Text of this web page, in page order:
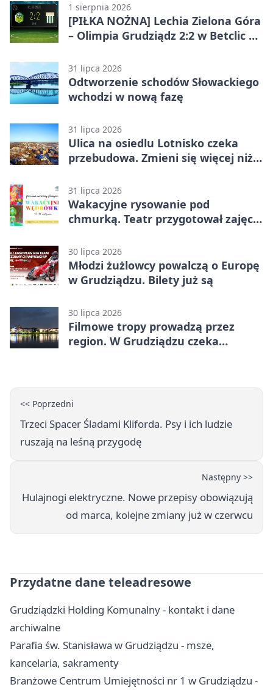
1 sierpnia 2026
[PIŁKA NOŻNA] Lechia Zielona Góra
– Olimpia Grudziądz 2:2 w Betclic 2.
końcówce
31 lipca 2026
Odtworzenie schodów Słowackiego
wchodzi w nową fazę
31 lipca 2026
Ulica na osiedlu Lotnisko czeka
przebudowa. Zmieni się więcej niż
31 lipca 2026
Wakacyjne rysowanie pod
chmurką. Teatr przygotował zajęcia
30 lipca 2026
Młodzi żużlowcy powalczą o Europę
w Grudziądzu. Bilety już są
30 lipca 2026
Filmowe tropy prowadzą przez
region. W Grudziądzu czeka
<< Poprzedni
Trzeci Spacer Śladami Kliforda. Psy i ich ludzie
ruszają na leśną przygodę
Następny >>
Hulajnogi elektryczne. Nowe przepisy obowiązują
od marca, kolejne zmiany już w czerwcu
Przydatne dane teleadresowe
Grudziądzki Holding Komunalny - kontakt i dane
archiwalne
Parafia św. Stanisława w Grudziądzu - msze,
kancelaria, sakramenty
Branżowe Centrum Umiejętności nr 1 w Grudziądzu -